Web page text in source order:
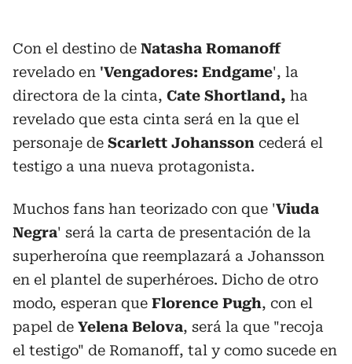
Con el destino de Natasha Romanoff
revelado en 'Vengadores: Endgame', la
directora de la cinta, Cate Shortland, ha
revelado que esta cinta será en la que el
personaje de Scarlett Johansson cederá el
testigo a una nueva protagonista.
Muchos fans han teorizado con que 'Viuda
Negra' será la carta de presentación de la
superheroína que reemplazará a Johansson
en el plantel de superhéroes. Dicho de otro
modo, esperan que Florence Pugh, con el
papel de Yelena Belova, será la que "recoja
el testigo" de Romanoff, tal y como sucede en